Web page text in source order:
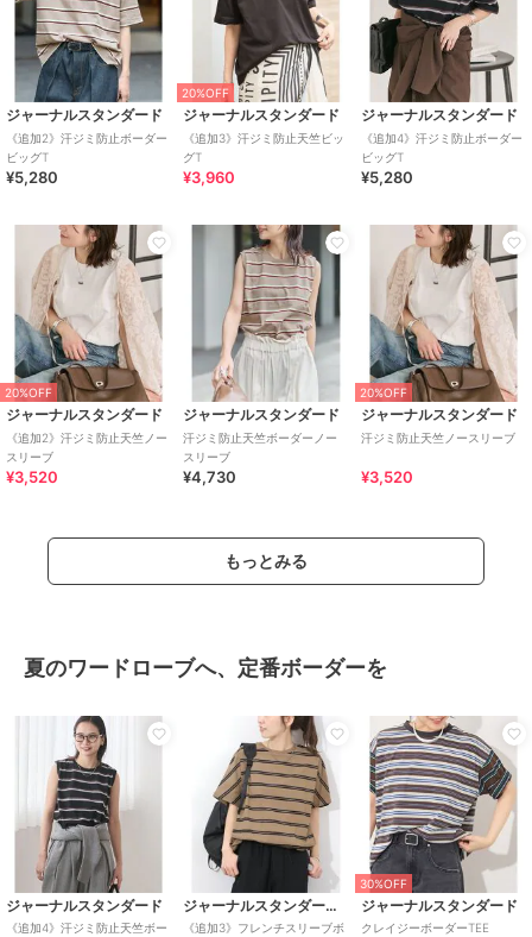
ジャーナルスタンダード
《追加2》汗ジミ防止ボーダー
ビッグT
¥5,280
20%OFF
ジャーナルスタンダード
《追加3》汗ジミ防止天竺ビッ
グT
¥3,960
ジャーナルスタンダード
《追加4》汗ジミ防止ボーダー
ビッグT
¥5,280
20%OFF
ジャーナルスタンダード
《追加2》汗ジミ防止天竺ノー
スリーブ
¥3,520
ジャーナルスタンダード
汗ジミ防止天竺ボーダーノー
スリーブ
¥4,730
20%OFF
ジャーナルスタンダード
汗ジミ防止天竺ノースリーブ
¥3,520
もっとみる
夏のワードローブへ、定番ボーダーを
ジャーナルスタンダード
《追加4》汗ジミ防止天竺ボー
ジャーナルスタンダード レリューム
《追加3》フレンチスリーブボ
30%OFF
ジャーナルスタンダード
クレイジーボーダーTEE